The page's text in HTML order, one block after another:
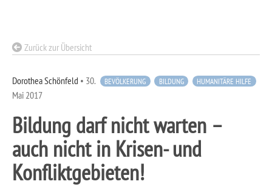
Zurück zur Übersicht
BEVÖLKERUNG BILDUNG HUMANITÄRE HILFE
Dorothea Schönfeld • 30.
Mai 2017
Bildung darf nicht warten –
auch nicht in Krisen- und
Konfliktgebieten!